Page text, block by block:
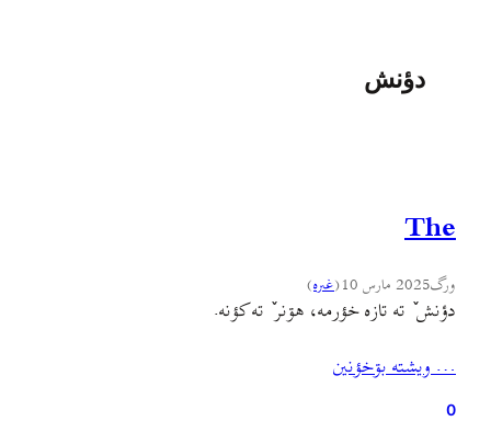
دؤنش
The
ورگ2025 مارس 10 (غىره)
دؤنش ٚ ته تازه خؤرمه، هۊنر ٚ ته کؤنه.
… ويشته بۊخؤنين
0